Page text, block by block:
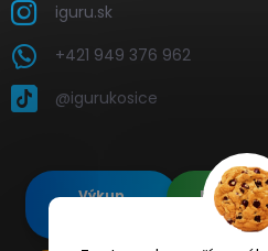
iguru.sk
+421 949 376 962
@igurukosice
Výkup